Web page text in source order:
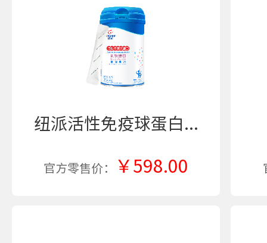
纽派活性免疫球蛋白...
官方零售价： ￥598.00